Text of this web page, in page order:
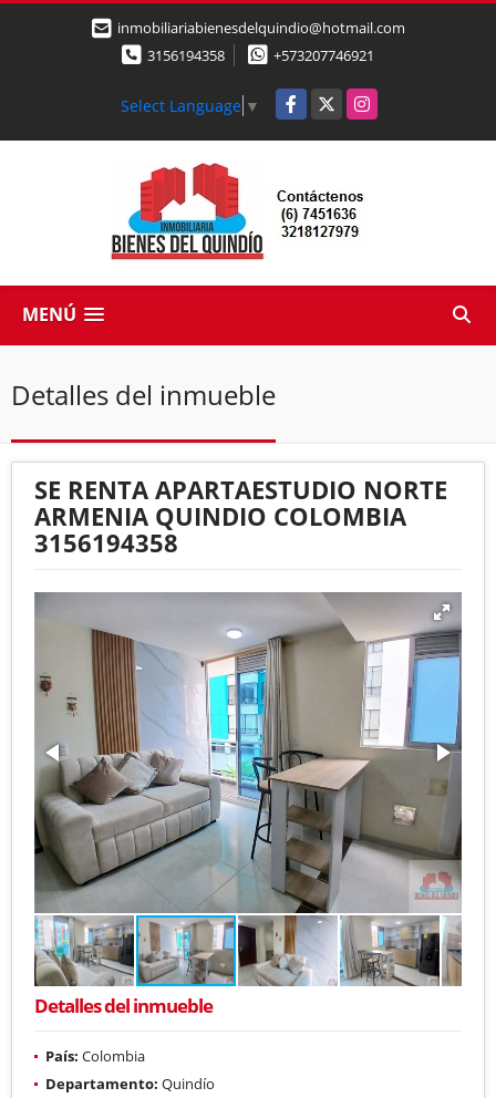
inmobiliariabienesdelquindio@hotmail.com
3156194358
+573207746921
Select Language ▼ Facebook
X Instagram
MENÚ
Detalles del inmueble
SE RENTA APARTAESTUDIO NORTE
ARMENIA QUINDIO COLOMBIA
3156194358
Detalles del inmueble
País: Colombia
Departamento: Quindío